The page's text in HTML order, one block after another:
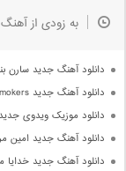
به زودی از
دانلود آهنگ جدید سارن
دانلود آهنگ جدید The Chainsmokers و Emily Warren بنام Side Effects
دانلود موزیک ویدوی
دانلود آهنگ جدید امین
دانلود آهنگ جدید